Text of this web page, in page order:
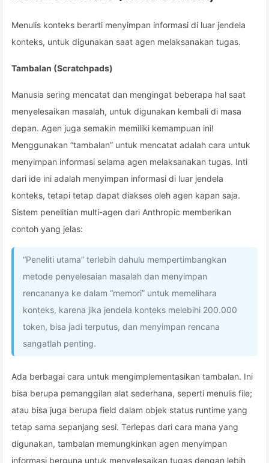
Menulis konteks berarti menyimpan informasi di luar jendela
konteks, untuk digunakan saat agen melaksanakan tugas.
Tambalan (Scratchpads)
Manusia sering mencatat dan mengingat beberapa hal saat
menyelesaikan masalah, untuk digunakan kembali di masa
depan. Agen juga semakin memiliki kemampuan ini!
Menggunakan “tambalan” untuk mencatat adalah cara untuk
menyimpan informasi selama agen melaksanakan tugas. Inti
dari ide ini adalah menyimpan informasi di luar jendela
konteks, tetapi tetap dapat diakses oleh agen kapan saja.
Sistem penelitian multi-agen dari Anthropic memberikan
contoh yang jelas:
“Peneliti utama” terlebih dahulu mempertimbangkan
metode penyelesaian masalah dan menyimpan
rencananya ke dalam “memori” untuk memelihara
konteks, karena jika jendela konteks melebihi 200.000
token, bisa jadi terputus, dan menyimpan rencana
sangatlah penting.
Ada berbagai cara untuk mengimplementasikan tambalan. Ini
bisa berupa pemanggilan alat sederhana, seperti menulis file;
atau bisa juga berupa field dalam objek status runtime yang
tetap sama sepanjang sesi. Terlepas dari cara mana yang
digunakan, tambalan memungkinkan agen menyimpan
informasi berguna untuk menyelesaikan tugas dengan lebih